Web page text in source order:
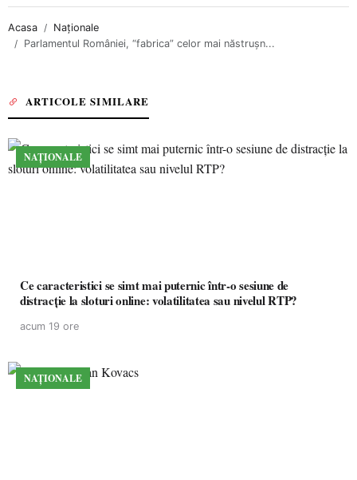
Acasa
Naționale
Parlamentul României, “fabrica” celor mai năstrușn...
ARTICOLE SIMILARE
NAȚIONALE
Ce caracteristici se simt mai puternic într-o sesiune de
distracție la sloturi online: volatilitatea sau nivelul RTP?
acum 19 ore
NAȚIONALE